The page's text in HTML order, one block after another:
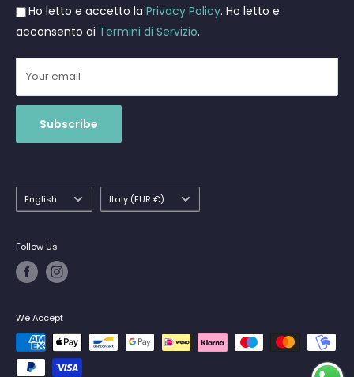
Shipments
Ho letto e accetto la Privacy Policy. Ho letto e
acconsento ai Termini di Servizio.
Your email
Subscribe
Language
English Country/region
Italy (EUR €)
Follow Us
We Accept